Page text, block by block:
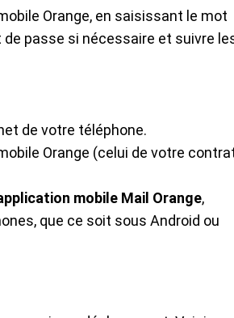
Orange, en saisissant le mot
passe si nécessaire et suivre
de votre téléphone.
Orange (celui de votre
mobile Mail Orange,
que ce soit sous Android ou